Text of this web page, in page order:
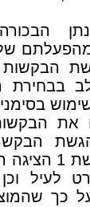
מהפעלתם
הבקשות
בבחירת
1 הגישה את
המבקשת 2.
לעיל וכן
כך